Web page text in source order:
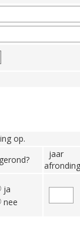
op.
jaar
afronding
ja
nee